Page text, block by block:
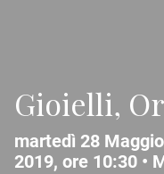
Gioielli,
martedì 28
2019, ore 10:30 •